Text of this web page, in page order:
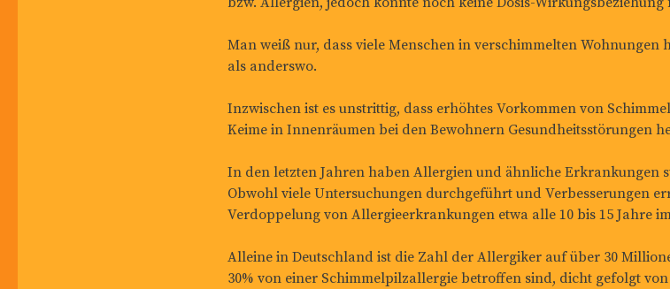
Man weiß nur, dass viele Menschen in verschimmelten
als anderswo.
Inzwischen ist es unstrittig, dass erhöhtes Vorkommen von
Keime in Innenräumen bei den Bewohnern Gesundheitsstörungen
In den letzten Jahren haben Allergien und ähnliche Erkrankungen
Obwohl viele Untersuchungen durchgeführt und Verbesserungen
Verdoppelung von Allergieerkrankungen etwa alle 10 bis 15 Jahre
Alleine in Deutschland ist die Zahl der Allergiker auf über 30
30% von einer Schimmelpilzallergie betroffen sind, dicht gefolgt